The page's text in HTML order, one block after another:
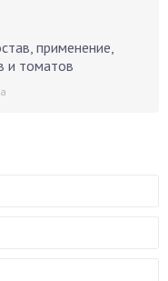
применение,
и томатов